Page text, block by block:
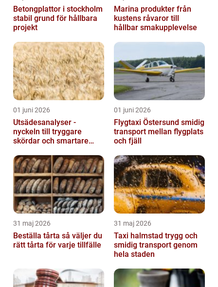
Betongplattor i stockholm
stabil grund för hållbara
projekt
Marina produkter från
kustens råvaror till
hållbar smakupplevelse
01 juni 2026
Utsädesanalyser -
nyckeln till tryggare
skördar och smartare
01 juni 2026
Flygtaxi Östersund smidig
transport mellan flygplats
och fjäll
31 maj 2026
Beställa tårta så väljer du
rätt tårta för varje tillfälle
31 maj 2026
Taxi halmstad trygg och
smidig transport genom
hela staden